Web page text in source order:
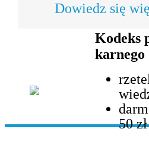
Dowiedz się
Kodeks
karnego
50 zł